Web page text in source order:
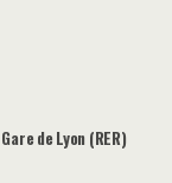
de Lyon (RER)